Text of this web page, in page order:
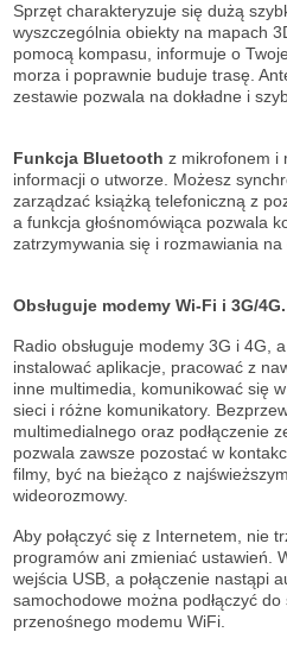
Sprzęt charakteryzuje się dużą
wyszczególnia obiekty na mapach
pomocą kompasu, informuje o
morza i poprawnie buduje trasę.
zestawie pozwala na dokładne i
Funkcja Bluetooth z mikrofonem i
informacji o utworze. Możesz
zarządzać książką telefoniczną z
a funkcja głośnomówiąca pozwala
zatrzymywania się i rozmawiania na
Obsługuje modemy Wi-Fi i 3G/4G.
Radio obsługuje modemy 3G i 4G,
instalować aplikacje, pracować z
inne multimedia, komunikować się
sieci i różne komunikatory.
multimedialnego oraz podłączenie
pozwala zawsze pozostać w
filmy, być na bieżąco z
wideorozmowy.
Aby połączyć się z Internetem, nie
programów ani zmieniać ustawień.
wejścia USB, a połączenie nastąpi
samochodowe można podłączyć
przenośnego modemu WiFi.